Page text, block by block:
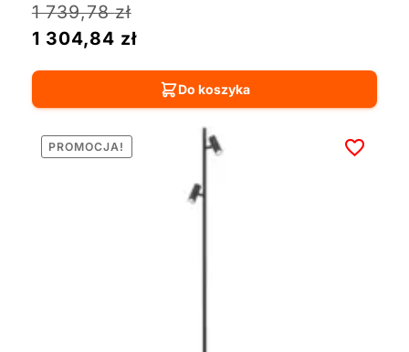
1 739,78zł
1 304,84 zł
Do koszyka
PROMOCJA!